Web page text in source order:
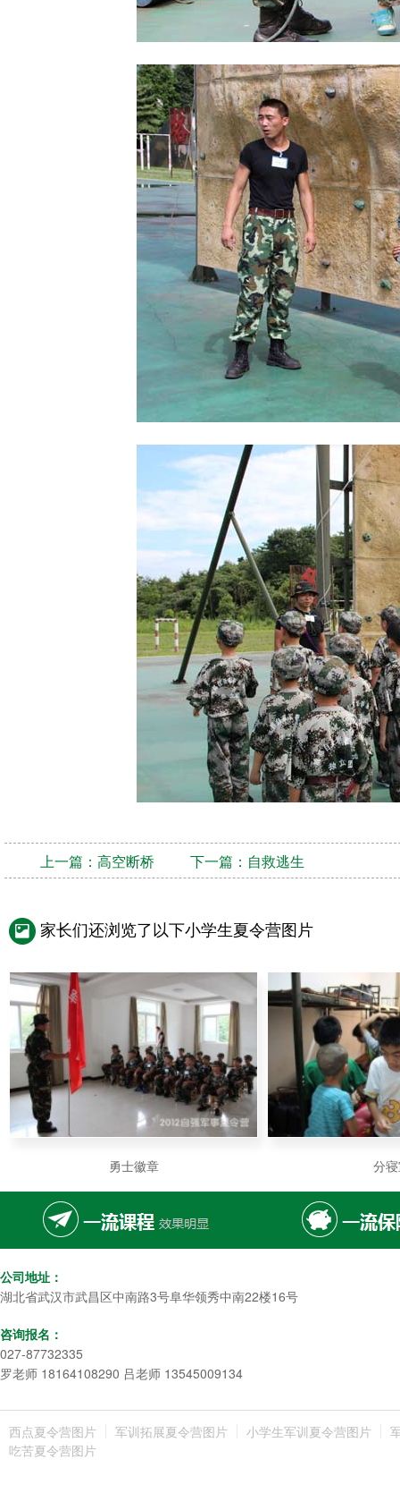
上一篇： 高空断桥 下一篇： 自救逃生
家长们还浏览了以下小学生夏令营图片
勇士徽章 分
公司地址：
湖北省武汉市武昌区中南路3号阜华领秀中南22楼16号
咨询报名：
027-87732335
罗老师 18164108290 吕老师 13545009134
西点夏令营图片 军训拓展夏令营图片 小学生军训夏令营图片
吃苦夏令营图片